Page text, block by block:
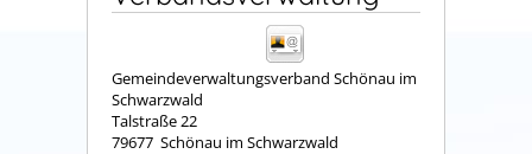
Gemeindeverwaltungsverband Schönau im
Schwarzwald
Talstraße 22
79677 Schönau im Schwarzwald